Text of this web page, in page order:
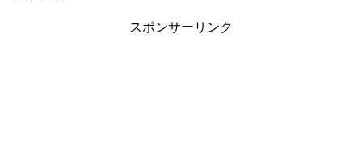
スポンサーリンク